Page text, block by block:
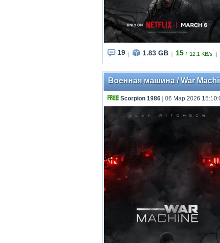
19 1.83 GB 15 ↑ 12.1 KB/s
Военная машина / War
Scorpion 1986 | 06 Мар 2026